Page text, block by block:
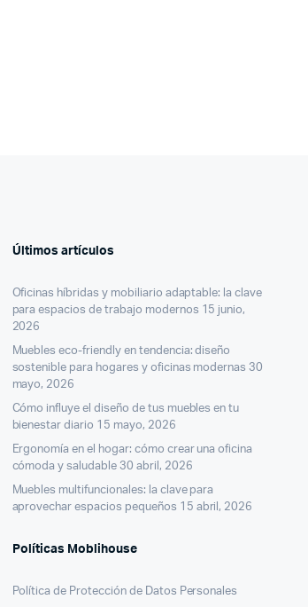
Últimos artículos
Oficinas híbridas y mobiliario adaptable: la clave
para espacios de trabajo modernos 15 junio,
2026
Muebles eco-friendly en tendencia: diseño
sostenible para hogares y oficinas modernas 30
mayo, 2026
Cómo influye el diseño de tus muebles en tu
bienestar diario 15 mayo, 2026
Ergonomía en el hogar: cómo crear una oficina
cómoda y saludable 30 abril, 2026
Muebles multifuncionales: la clave para
aprovechar espacios pequeños 15 abril, 2026
Políticas Moblihouse
Política de Protección de Datos Personales